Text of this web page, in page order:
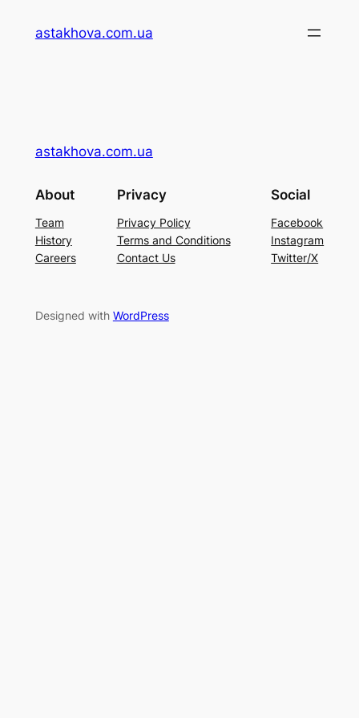
astakhova.com.ua
astakhova.com.ua
About
Team
History
Careers
Privacy
Privacy Policy
Terms and Conditions
Contact Us
Social
Facebook
Instagram
Twitter/X
Designed with WordPress